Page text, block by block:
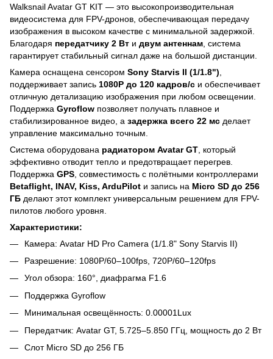
Walksnail Avatar GT KIT — это высокопроизводительная
видеосистема для FPV-дронов, обеспечивающая передачу
изображения в высоком качестве с минимальной задержкой.
Благодаря передатчику 2 Вт и двум антеннам , система
гарантирует стабильный сигнал даже на большой дистанции.
Камера оснащена сенсором Sony Starvis II (1/1.8")
поддерживает запись 1080P до 120 кадров/с и обеспечивает
отличную детализацию изображения при любом освещении.
Поддержка Gyroflow позволяет получать плавное и
стабилизированное видео, а задержка всего 22 мс делает
управление максимально точным.
Система оборудована радиатором Avatar GT , который
эффективно отводит тепло и предотвращает перегрев.
Поддержка GPS , совместимость с полётными контроллерами
Betaflight, INAV, Kiss, ArduPilot и запись на Micro SD до 256
ГБ делают этот комплект универсальным решением для FPV-
пилотов любого уровня.
Характеристики:
Камера: Avatar HD Pro Camera (1/1.8" Sony Starvis II)
Разрешение: 1080P/60–100fps, 720P/60–120fps
Угол обзора: 160°, диафрагма F1.6
Поддержка Gyroflow
Минимальная освещённость: 0.00001Lux
Передатчик: Avatar GT, 5.725–5.850 ГГц, мощность до 2 Вт
Слот Micro SD до 256 ГБ